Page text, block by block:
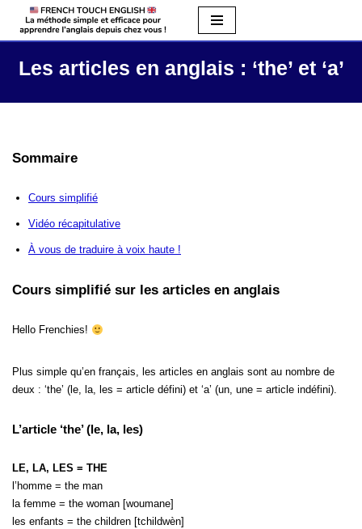
Aller
au
contenu
Les articles en anglais : ‘the’ et ‘a’
Sommaire
Cours simplifié
Vidéo récapitulative
À vous de traduire à voix haute !
Cours simplifié sur les articles en anglais
Hello Frenchies!
Plus simple qu’en français, les articles en anglais sont au nombre de
deux : ‘the’ (le, la, les = article défini) et ‘a’ (un, une = article indéfini).
L’article ‘the’ (le, la, les)
LE, LA, LES = THE
l’homme = the man
la femme = the woman [woumane]
les enfants = the children [tchildwèn]